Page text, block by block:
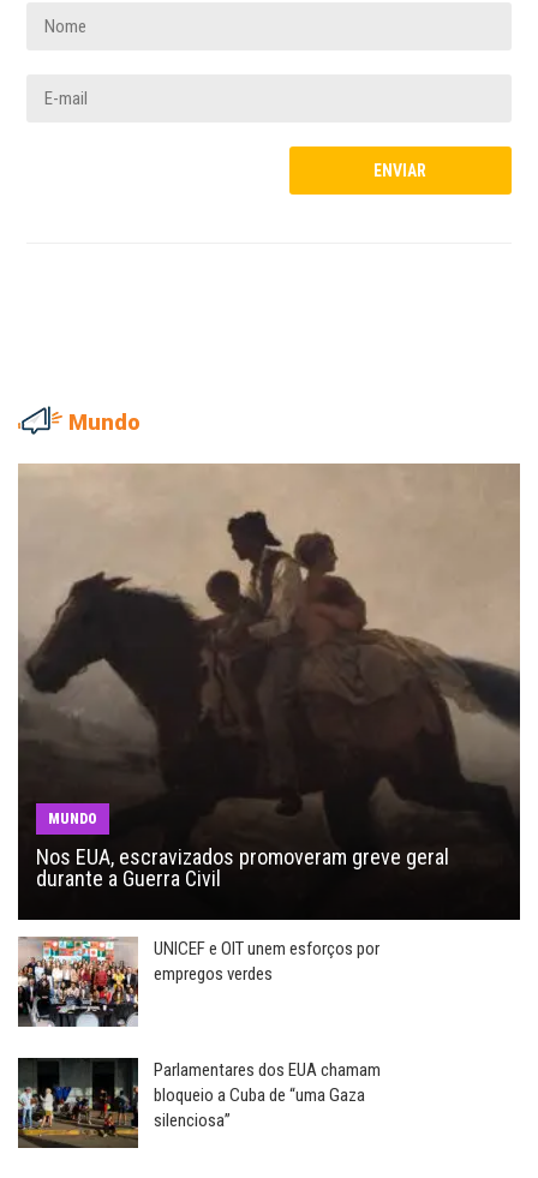
Mundo
MUNDO
Nos EUA, escravizados promoveram greve geral
durante a Guerra Civil
UNICEF e OIT unem esforços por
empregos verdes
Parlamentares dos EUA chamam
bloqueio a Cuba de “uma Gaza
silenciosa”